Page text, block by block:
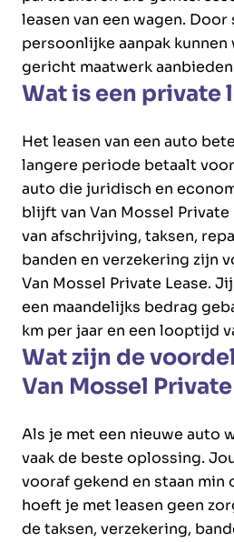
leasen van een wagen.
persoonlijke aanpak kunnen
gericht maatwerk
Wat is een private
Het leasen van een auto
langere periode betaalt
auto die juridisch en
blijft van Van Mossel Private
van afschrijving, taksen,
banden en verzekering zijn
Van Mossel Private Lease.
een maandelijks bedrag
km per jaar en een looptijd
Wat zijn de
Van Mossel Private
Als je met een nieuwe auto
vaak de beste oplossing.
vooraf gekend en staan min
hoeft je met leasen geen
de taksen, verzekering,